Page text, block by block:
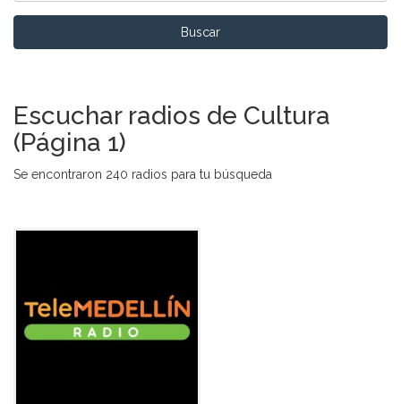
Buscar
Escuchar radios de Cultura
(Página 1)
Se encontraron 240 radios para tu búsqueda